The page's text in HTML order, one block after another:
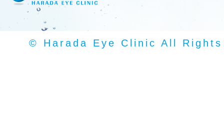
© Harada Eye Clinic All